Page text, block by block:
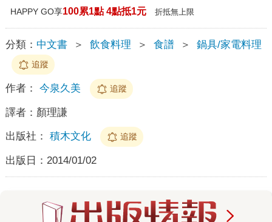
HAPPY GO享100累1點 4點抵1元 折抵無上限
分類： 中文書 ＞ 飲食料理 ＞ 食譜 ＞ 鍋具/家電料理
追蹤
作者： 今泉久美 追蹤
譯者： 顏理謙
出版社： 積木文化 追蹤
出版日： 2014/01/02